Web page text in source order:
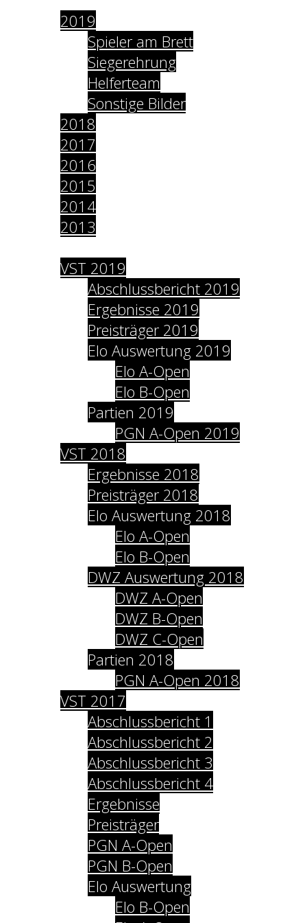
2019
Spieler am Brett
Siegerehrung
Helferteam
Sonstige Bilder
2018
2017
2016
2015
2014
2013
VST 2019
Abschlussbericht 2019
Ergebnisse 2019
Preisträger 2019
Elo Auswertung 2019
Elo A-Open
Elo B-Open
Partien 2019
PGN A-Open 2019
VST 2018
Ergebnisse 2018
Preisträger 2018
Elo Auswertung 2018
Elo A-Open
Elo B-Open
DWZ Auswertung 2018
DWZ A-Open
DWZ B-Open
DWZ C-Open
Partien 2018
PGN A-Open 2018
VST 2017
Abschlussbericht 1
Abschlussbericht 2
Abschlussbericht 3
Abschlussbericht 4
Ergebnisse
Preisträger
PGN A-Open
PGN B-Open
Elo Auswertung
Elo B-Open